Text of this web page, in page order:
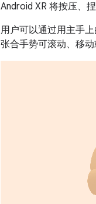
Android XR 将按压、
用户可以通过用主手
张合手势可滚动、移